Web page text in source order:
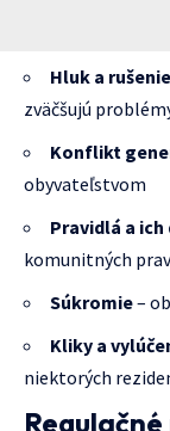
Hluk a rušenie
zväčšujú
Konflikt
obyvateľstvom
Pravidlá a
komunitných
Súkromie–
Kliky a
niektorých